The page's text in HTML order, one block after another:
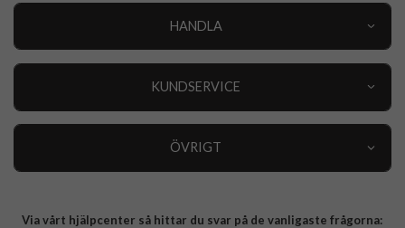
HANDLA
KUNDSERVICE
ÖVRIGT
Integritetspolicy
Via vårt hjälpcenter så hittar du svar på de vanligaste frågorna: